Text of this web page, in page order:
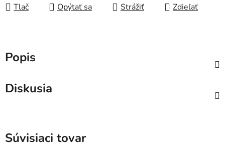
Tlač Opýtať sa Strážiť Zdieľať
Popis
Diskusia
Súvisiaci tovar